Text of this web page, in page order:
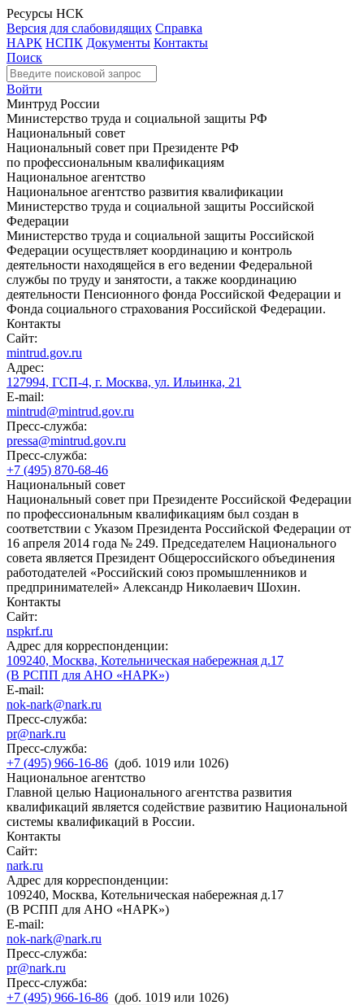
Ресурсы НСК
Версия для слабовидящих Справка
НАРК НСПК Документы Контакты
Поиск
Войти
Минтруд России
Министерство труда и социальной защиты РФ
Национальный совет
Национальный совет при Президенте РФ
по профессиональным квалификациям
Национальное агентство
Национальное агентство развития квалификации
Министерство труда и социальной защиты Российской
Федерации
Министерство труда и социальной защиты Российской
Федерации осуществляет координацию и контроль
деятельности находящейся в его ведении Федеральной
службы по труду и занятости, а также координацию
деятельности Пенсионного фонда Российской Федерации и
Фонда социального страхования Российской Федерации.
Контакты
Сайт:
mintrud.gov.ru
Адрес:
127994, ГСП-4, г. Москва, ул. Ильинка, 21
E-mail:
mintrud@mintrud.gov.ru
Пресс-служба:
pressa@mintrud.gov.ru
Пресс-служба:
+7 (495) 870-68-46
Национальный совет
Национальный совет при Президенте Российской Федерации
по профессиональным квалификациям был создан в
соответствии с Указом Президента Российской Федерации от
16 апреля 2014 года № 249. Председателем Национального
совета является Президент Общероссийского объединения
работодателей «Российский союз промышленников и
предпринимателей» Александр Николаевич Шохин.
Контакты
Сайт:
nspkrf.ru
Адрес для корреспонденции:
109240, Москва, Котельническая набережная д.17
(В РСПП для АНО «НАРК»)
E-mail:
nok-nark@nark.ru
Пресс-служба:
pr@nark.ru
Пресс-служба:
+7 (495) 966-16-86 (доб. 1019 или 1026)
Национальное агентство
Главной целью Национального агентства развития
квалификаций является содействие развитию Национальной
системы квалификаций в России.
Контакты
Сайт:
nark.ru
Адрес для корреспонденции:
109240, Москва, Котельническая набережная д.17
(В РСПП для АНО «НАРК»)
E-mail:
nok-nark@nark.ru
Пресс-служба:
pr@nark.ru
Пресс-служба:
+7 (495) 966-16-86 (доб. 1019 или 1026)